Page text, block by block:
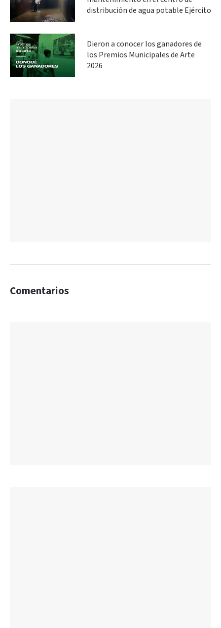
distribución de agua potable Ejército
Dieron a conocer los ganadores de
los Premios Municipales de Arte
2026
Comentarios